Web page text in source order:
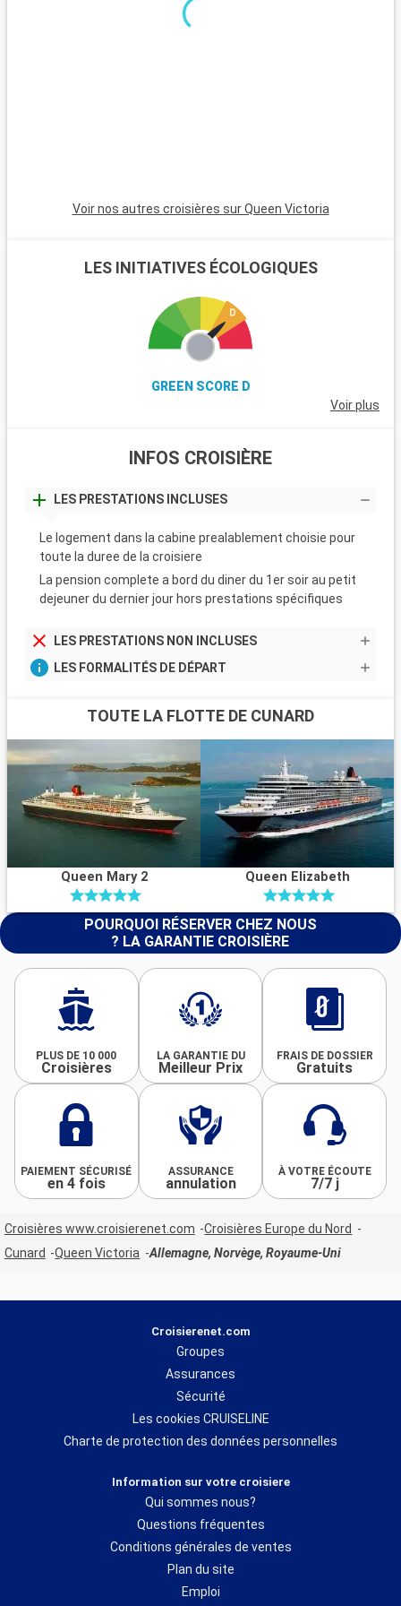
journée en famille, le Heide Park Resort, l'un des plus grands
parcs d'attractions d'Allemagne, est situé à une heure de
Voir nos autres croisières sur Queen Victoria
LES INITIATIVES ÉCOLOGIQUES
GREEN SCORE D
Voir plus
INFOS CROISIÈRE
LES PRESTATIONS INCLUSES
Le logement dans la cabine prealablement choisie pour
toute la duree de la croisiere
La pension complete a bord du diner du 1er soir au petit
dejeuner du dernier jour hors prestations spécifiques
LES PRESTATIONS NON INCLUSES
LES FORMALITÉS DE DÉPART
TOUTE LA FLOTTE DE CUNARD
Queen Mary 2 Queen Elizabeth
POURQUOI RÉSERVER CHEZ NOUS
? LA GARANTIE CROISIÈRE
PLUS DE 10 000
Croisières
LA GARANTIE DU
Meilleur Prix
FRAIS DE DOSSIER
Gratuits
PAIEMENT SÉCURISÉ
en 4 fois
ASSURANCE
annulation
À VOTRE ÉCOUTE
7/7 j
Croisières www.croisierenet.com
Croisières Europe du Nord
Cunard
Queen Victoria Allemagne, Norvège, Royaume-Uni
Croisierenet.com
Groupes
Assurances
Sécurité
Les cookies CRUISELINE
Charte de protection des données personnelles
Information sur votre croisiere
Qui sommes nous?
Questions fréquentes
Conditions générales de ventes
Plan du site
Emploi